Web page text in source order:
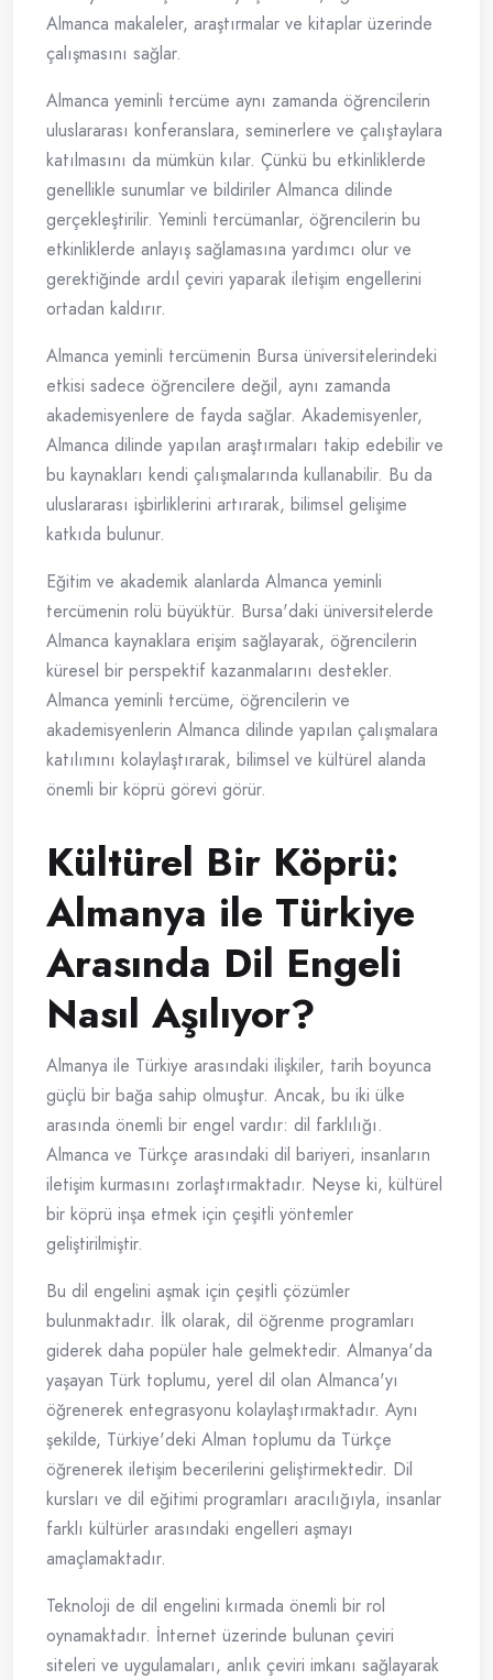
Almanca makaleler, araştırmalar ve kitaplar üzerinde
çalışmasını sağlar.
Almanca yeminli tercüme aynı zamanda öğrencilerin
uluslararası konferanslara, seminerlere ve çalıştaylara
katılmasını da mümkün kılar. Çünkü bu etkinliklerde
genellikle sunumlar ve bildiriler Almanca dilinde
gerçekleştirilir. Yeminli tercümanlar, öğrencilerin bu
etkinliklerde anlayış sağlamasına yardımcı olur ve
gerektiğinde ardıl çeviri yaparak iletişim engellerini
ortadan kaldırır.
Almanca yeminli tercümenin Bursa üniversitelerindeki
etkisi sadece öğrencilere değil, aynı zamanda
akademisyenlere de fayda sağlar. Akademisyenler,
Almanca dilinde yapılan araştırmaları takip edebilir ve
bu kaynakları kendi çalışmalarında kullanabilir. Bu da
uluslararası işbirliklerini artırarak, bilimsel gelişime
katkıda bulunur.
Eğitim ve akademik alanlarda Almanca yeminli
tercümenin rolü büyüktür. Bursa'daki üniversitelerde
Almanca kaynaklara erişim sağlayarak, öğrencilerin
küresel bir perspektif kazanmalarını destekler.
Almanca yeminli tercüme, öğrencilerin ve
akademisyenlerin Almanca dilinde yapılan çalışmalara
katılımını kolaylaştırarak, bilimsel ve kültürel alanda
önemli bir köprü görevi görür.
Kültürel Bir Köprü:
Almanya ile Türkiye
Arasında Dil Engeli
Nasıl Aşılıyor?
Almanya ile Türkiye arasındaki ilişkiler, tarih boyunca
güçlü bir bağa sahip olmuştur. Ancak, bu iki ülke
arasında önemli bir engel vardır: dil farklılığı.
Almanca ve Türkçe arasındaki dil bariyeri, insanların
iletişim kurmasını zorlaştırmaktadır. Neyse ki, kültürel
bir köprü inşa etmek için çeşitli yöntemler
geliştirilmiştir.
Bu dil engelini aşmak için çeşitli çözümler
bulunmaktadır. İlk olarak, dil öğrenme programları
giderek daha popüler hale gelmektedir. Almanya'da
yaşayan Türk toplumu, yerel dil olan Almanca'yı
öğrenerek entegrasyonu kolaylaştırmaktadır. Aynı
şekilde, Türkiye'deki Alman toplumu da Türkçe
öğrenerek iletişim becerilerini geliştirmektedir. Dil
kursları ve dil eğitimi programları aracılığıyla, insanlar
farklı kültürler arasındaki engelleri aşmayı
amaçlamaktadır.
Teknoloji de dil engelini kırmada önemli bir rol
oynamaktadır. İnternet üzerinde bulunan çeviri
siteleri ve uygulamaları, anlık çeviri imkanı sağlayarak